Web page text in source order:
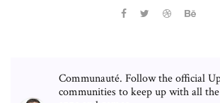
Communauté. Follow the official
communities to keep up with all